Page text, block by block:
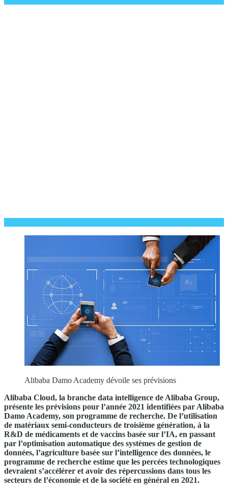
Alibaba Damo Academy dévoile ses prévisions
Alibaba Cloud, la branche data intelligence de Alibaba Group,
présente les prévisions pour l’année 2021 identifiées par Alibaba
Damo Academy, son programme de recherche. De l’utilisation
de matériaux semi-conducteurs de troisième génération, à la
R&D de médicaments et de vaccins basée sur l’IA, en passant
par l’optimisation automatique des systèmes de gestion de
données, l’agriculture basée sur l’intelligence des données, le
programme de recherche estime que les percées technologiques
devraient s’accélérer et avoir des répercussions dans tous les
secteurs de l’économie et de la société en général en 2021.